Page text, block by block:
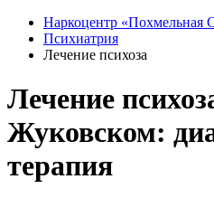
Наркоцентр «Похмельная
Психиатрия
Лечение психоза
Лечение
Жуковском:
терапия